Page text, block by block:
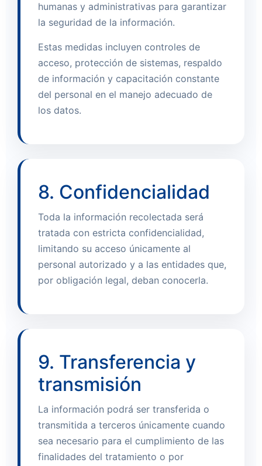
humanas y administrativas para garantizar
la seguridad de la información.
Estas medidas incluyen controles de
acceso, protección de sistemas, respaldo
de información y capacitación constante
del personal en el manejo adecuado de
los datos.
8. Confidencialidad
Toda la información recolectada será
tratada con estricta confidencialidad,
limitando su acceso únicamente al
personal autorizado y a las entidades que,
por obligación legal, deban conocerla.
9. Transferencia y
transmisión
La información podrá ser transferida o
transmitida a terceros únicamente cuando
sea necesario para el cumplimiento de las
finalidades del tratamiento o por